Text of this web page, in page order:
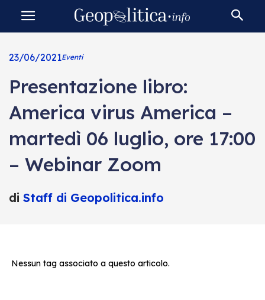
23/06/2021Eventi
Presentazione libro:
America virus America –
martedì 06 luglio, ore 17:00
– Webinar Zoom
di Staff di Geopolitica.info
Nessun tag associato a questo articolo.